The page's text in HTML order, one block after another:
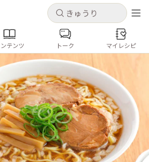
キャンセル
インするとレシピを保存できます
新規登録
ツ
キャンセル
コンテンツ
シピ
なす トマト
とうもろこし
みょうが ゴーヤ
テンツ トーク マイレシピ